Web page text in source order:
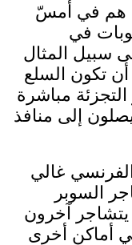
هم في أمسّ
في
سبيل المثال
تكون السلع
مباشرة
إلى منافذ
غالي
السوبر
يتشاجر آخرون